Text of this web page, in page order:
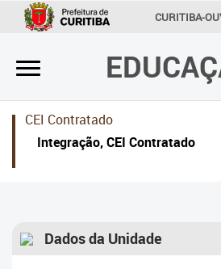
CURITIBA-
×
Inicial
Secretaria
Profissionais da educação
Contato
CEI Contratado
Integração, CEI Contratado
Dados da Unidade